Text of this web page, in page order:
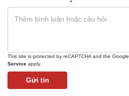
This site is protected by reCAPTCHA and the Google
Service apply.
Gửi tin